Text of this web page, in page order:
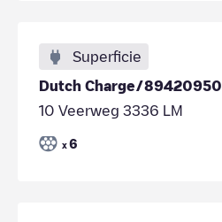
Superficie
Dutch Charge/89420950
10 Veerweg 3336 LM
x 6